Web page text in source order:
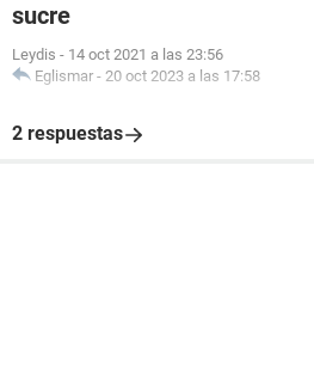
sucre
Leydis - 14 oct 2021 a las 23:56
Eglismar - 20 oct 2023 a las 17:58
2 respuestas